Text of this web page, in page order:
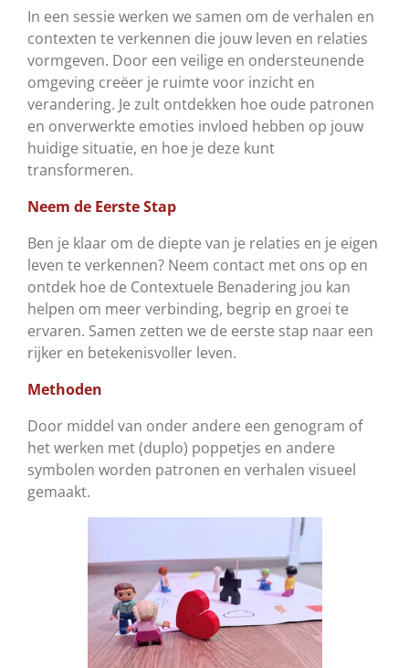
In een sessie werken we samen om de verhalen en
contexten te verkennen die jouw leven en relaties
vormgeven. Door een veilige en ondersteunende
omgeving creëer je ruimte voor inzicht en
verandering. Je zult ontdekken hoe oude patronen
en onverwerkte emoties invloed hebben op jouw
huidige situatie, en hoe je deze kunt
transformeren.
Neem de Eerste Stap
Ben je klaar om de diepte van je relaties en je eigen
leven te verkennen? Neem contact met ons op en
ontdek hoe de Contextuele Benadering jou kan
helpen om meer verbinding, begrip en groei te
ervaren. Samen zetten we de eerste stap naar een
rijker en betekenisvoller leven.
Methoden
Door middel van onder andere een genogram of
het werken met (duplo) poppetjes en andere
symbolen worden patronen en verhalen visueel
gemaakt.